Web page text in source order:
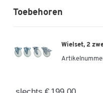
Toebehoren
Wielset, 2